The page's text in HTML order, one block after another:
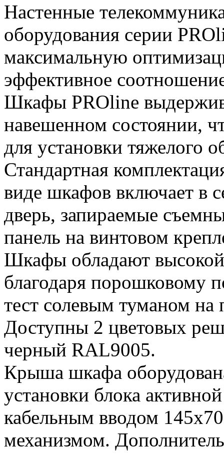
Настенные
оборудования серии
максимальную
эффективное
Шкафы PROline
навешенном состоянии,
для установки тяжелого
Стандартная
виде шкафов включает в
дверь, запираемые
панель на винтовом
Шкафы обладают
благодаря
тест солевым туманом на
Доступны 2 цветовых
черный RAL9005.
Крыша шкафа
установки блока
кабельным вводом
механизмом.